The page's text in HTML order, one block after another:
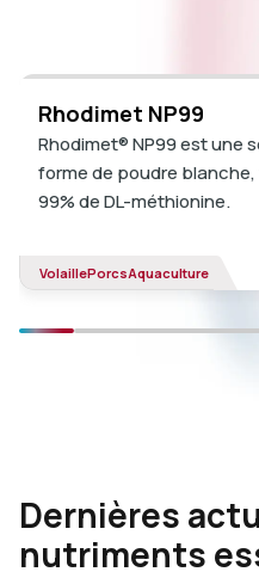
Rhodimet NP99
Rhodimet® NP99 est une
forme de poudre
99% de DL-méthionine.
VolaillePorcsAquaculture
Dernières
nutriments